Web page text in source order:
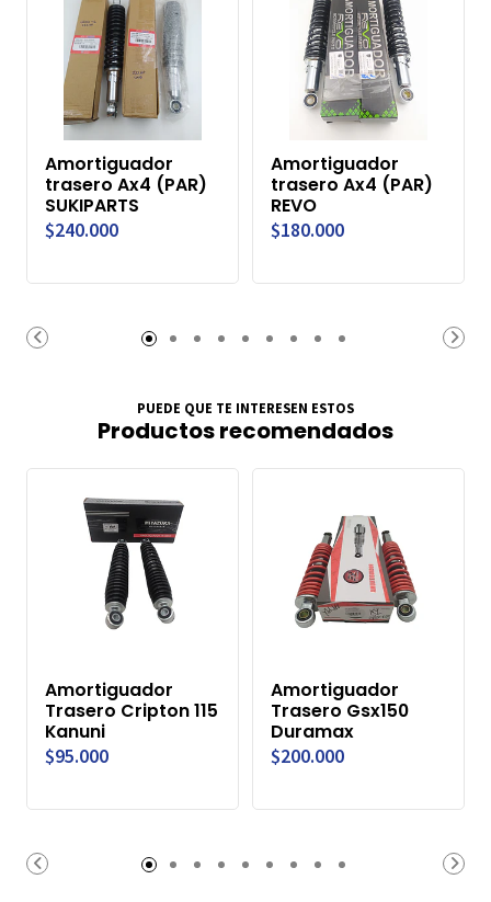
Amortiguador
trasero Ax4 (PAR)
SUKIPARTS
$240.000
Amortiguador
trasero Ax4 (PAR)
REVO
$180.000
PUEDE QUE TE INTERESEN ESTOS
Productos recomendados
Amortiguador
Trasero Cripton 115
Kanuni
$95.000
Amortiguador
Trasero Gsx150
Duramax
$200.000